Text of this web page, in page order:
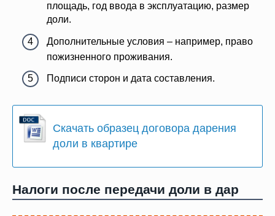
площадь, год ввода в эксплуатацию, размер
доли.
Дополнительные условия – например, право
пожизненного проживания.
Подписи сторон и дата составления.
Скачать образец договора дарения
доли в квартире
Налоги после передачи доли в дар